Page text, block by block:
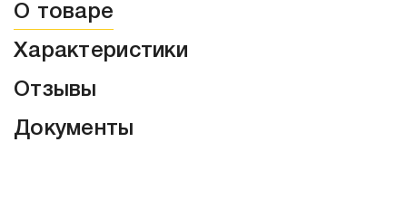
О товаре
Характеристики
Отзывы
Документы